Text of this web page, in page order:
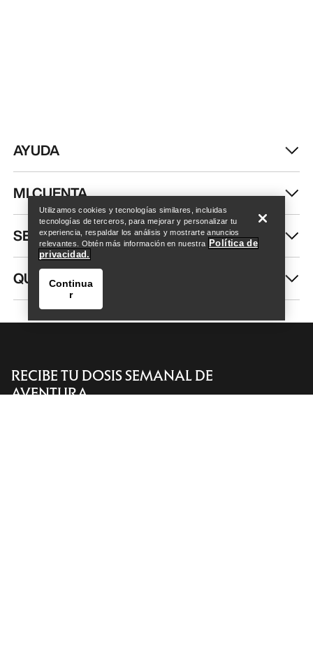
Encuentra una tienda Help
Encuentra una tienda Help
AYUDA
MI CUENTA
SEGUIR COMPRANDO
QUIÉNES SOMOS
RECIBE TU DOSIS SEMANAL DE
AVENTURA
Utilizamos cookies y tecnologías similares, incluidas
tecnologías de terceros, para mejorar y personalizar tu
experiencia, respaldar los análisis y mostrarte anuncios
relevantes. Obtén más información en nuestra Política de
privacidad.
Continua
r